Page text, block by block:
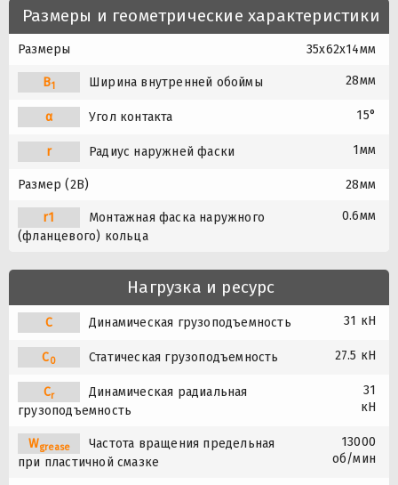
Размеры и геометрические характеристики
Размеры 35x62x14мм
B1 Ширина внутренней обоймы 28мм
α Угол контакта 15°
r Радиус наружней фаски 1мм
Размер (2B) 28мм
r1
Монтажная фаска наружного
(фланцевого) кольца
0.6мм
Нагрузка и ресурс
C Динамическая грузоподъемность 31 кН
C0 Статическая грузоподъемность 27.5 кН
Cr
Динамическая радиальная
грузоподъемность
31
кН
Wgrease
Частота вращения предельная
при пластичной смазке
13000
об/мин